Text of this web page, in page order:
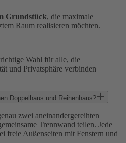
Grundstück, die maximale
Raum realisieren möchten.
Wahl für alle, die
und Privatsphäre verbinden
Doppelhaus und Reihenhaus?
zwei aneinandergereihten
Trennwand teilen. Jede
freie Außenseiten mit Fenstern und